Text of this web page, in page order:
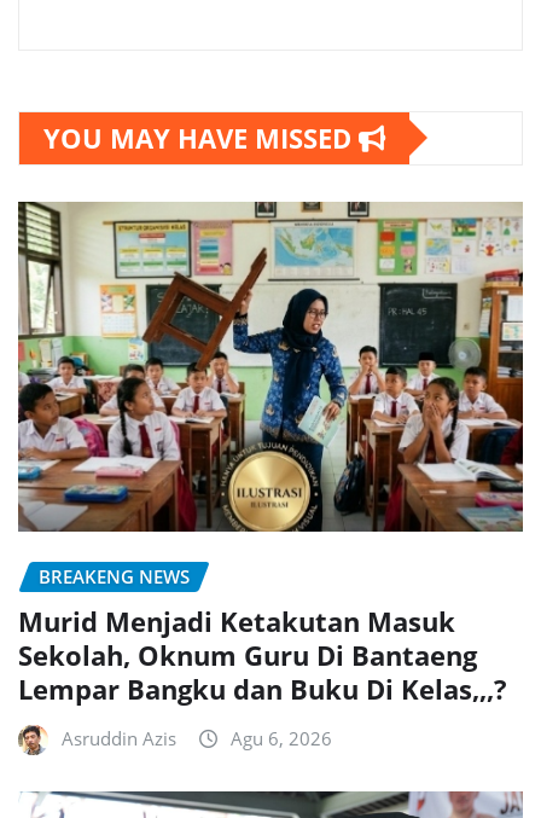
YOU MAY HAVE MISSED
BREAKENG NEWS
Murid Menjadi Ketakutan Masuk
Sekolah, Oknum Guru Di Bantaeng
Lempar Bangku dan Buku Di Kelas,,,?
Asruddin Azis Agu 6, 2026